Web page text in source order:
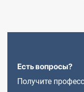
Есть вопросы?
Получите